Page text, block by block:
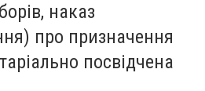
наказ
про призначення
посвідчена